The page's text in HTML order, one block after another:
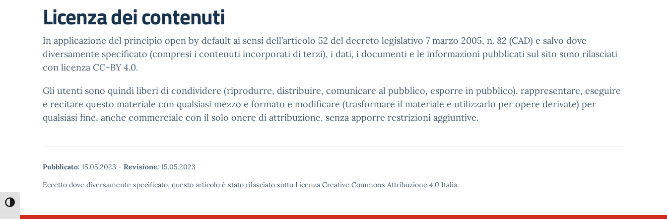
Attiva/disattiva alto contrasto
Licenza dei contenuti
In applicazione del principio open by default ai sensi dell’articolo 52 del decreto legislativo 7 marzo 2005, n. 82 (CAD) e salvo dove
diversamente specificato (compresi i contenuti incorporati di terzi), i dati, i documenti e le informazioni pubblicati sul sito sono rilasciati
con licenza CC-BY 4.0.
Gli utenti sono quindi liberi di condividere (riprodurre, distribuire, comunicare al pubblico, esporre in pubblico), rappresentare, eseguire
e recitare questo materiale con qualsiasi mezzo e formato e modificare (trasformare il materiale e utilizzarlo per opere derivate) per
qualsiasi fine, anche commerciale con il solo onere di attribuzione, senza apporre restrizioni aggiuntive.
Pubblicato: 15.05.2023 - Revisione: 15.05.2023
Eccetto dove diversamente specificato, questo articolo è stato rilasciato sotto Licenza Creative Commons Attribuzione 4.0 Italia.